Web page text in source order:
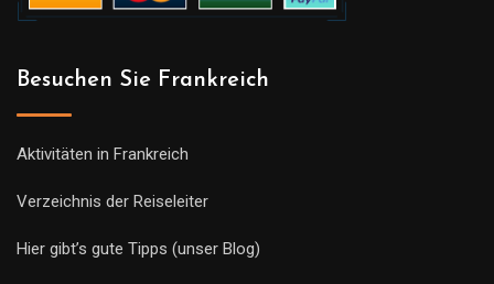
Besuchen Sie Frankreich
Aktivitäten in Frankreich
Verzeichnis der Reiseleiter
Hier gibt’s gute Tipps (unser Blog)